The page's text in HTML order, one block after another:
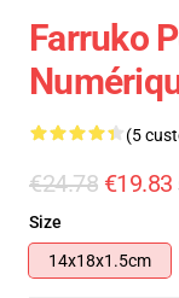
Farruko
(5
€24.78 €19.83
Size
14x18x1.5cm